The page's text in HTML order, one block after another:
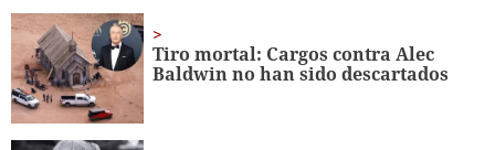
1
minute,
56
seconds
Tiro mortal: Cargos contra Alec
Baldwin no han sido descartados